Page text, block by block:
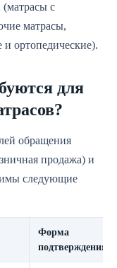
(матрасы с
матрасы,
ортопедические).
для
обращения
продажа) и
следующие
Форма
подтверждения